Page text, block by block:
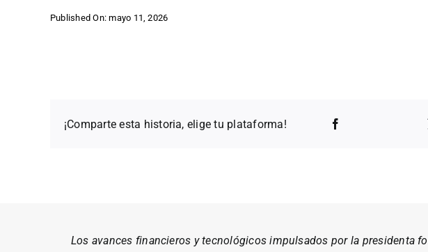
Published On: mayo 11, 2026
¡Comparte esta historia, elige tu plataforma!
Los avances financieros y tecnológicos impulsados por la presidenta